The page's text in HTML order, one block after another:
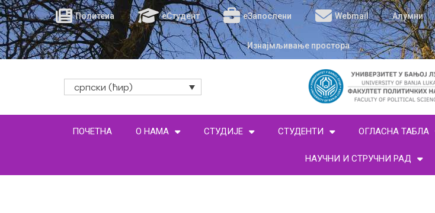
Политеиа еСтудент еЗапослени Webmail Алумни
Изнајмљивање простора
српски (ћир)
ПОЧЕТНА О НАМА СТУДИЈЕ СТУДЕНТИ ОГЛАСНА ТАБЛА
НАУЧНИ И СТРУЧНИ РАД